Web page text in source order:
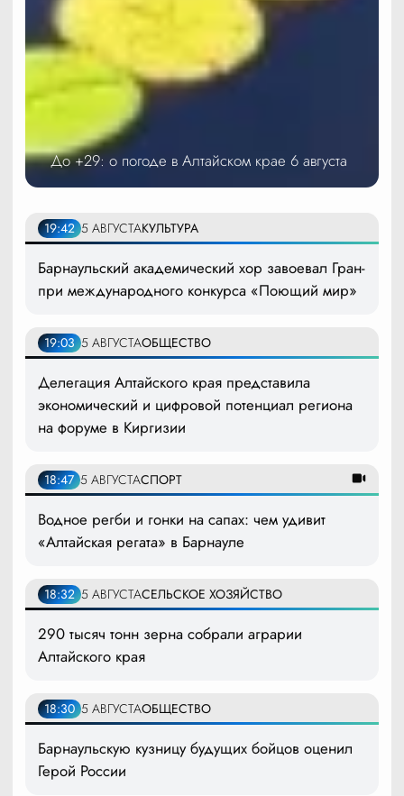
До +29: о погоде в Алтайском крае 6 августа
19:42 5 АВГУСТАКУЛЬТУРА
Барнаульский академический хор завоевал Гран-
при международного конкурса «Поющий мир»
19:03 5 АВГУСТАОБЩЕСТВО
Делегация Алтайского края представила
экономический и цифровой потенциал региона
на форуме в Киргизии
18:47 5 АВГУСТАСПОРТ
Водное регби и гонки на сапах: чем удивит
«Алтайская регата» в Барнауле
18:32 5 АВГУСТАСЕЛЬСКОЕ ХОЗЯЙСТВО
290 тысяч тонн зерна собрали аграрии
Алтайского края
18:30 5 АВГУСТАОБЩЕСТВО
Барнаульскую кузницу будущих бойцов оценил
Герой России